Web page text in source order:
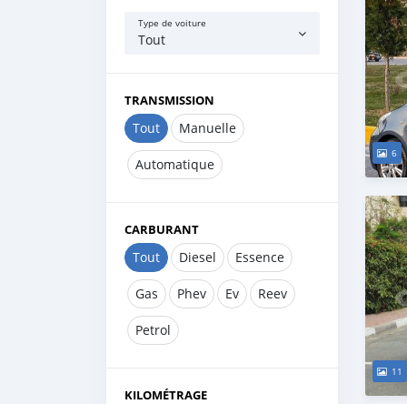
Type de voiture
Tout
TRANSMISSION
Tout Manuelle
Automatique
CARBURANT
Tout Diesel Essence
Gas Phev Ev Reev
Petrol
KILOMÉTRAGE
6
11